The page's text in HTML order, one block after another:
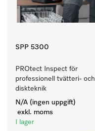
SPP 5300
PROtect Inspect för
professionell tvätteri- och
diskteknik
N/A (ingen uppgift)
exkl. moms
I lager